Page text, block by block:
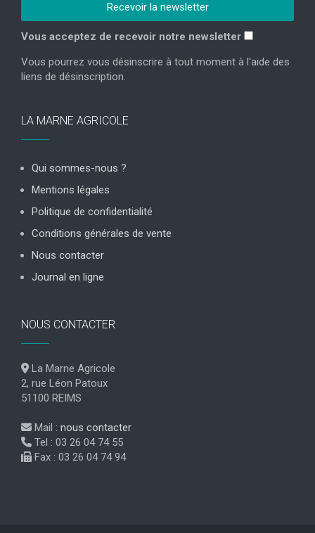
Vous acceptez de recevoir notre newsletter
Vous pourrez vous désinscrire à tout moment à l'aide des
liens de désinscription.
LA MARNE AGRICOLE
Qui sommes-nous ?
Mentions légales
Politique de confidentialité
Conditions générales de vente
Nous contacter
Journal en ligne
NOUS CONTACTER
La Marne Agricole
2, rue Léon Patoux
51100 REIMS
Mail : nous contacter
Tel : 03 26 04 74 55
Fax : 03 26 04 74 94